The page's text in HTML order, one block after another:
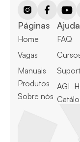
Páginas
Home
Vagas
Manuais
Produtos
Sobre nós
Ajuda
FAQ
AGL